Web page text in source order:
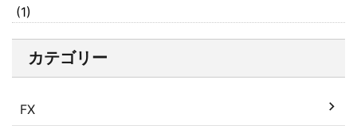
(1)
カテゴリー
FX